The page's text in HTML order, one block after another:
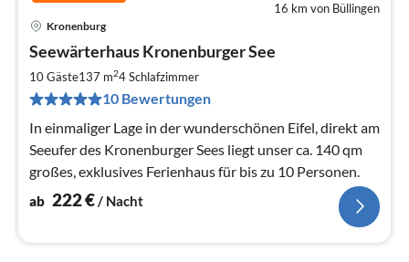
16 km von Büllingen
Kronenburg
Seewärterhaus Kronenburger See
10 Gäste137 m24Schlafzimmer
10 Bewertungen
In einmaliger Lage in der wunderschönen Eifel, direkt am
Seeufer des Kronenburger Sees liegt unser ca. 140 qm
großes, exklusives Ferienhaus für bis zu 10 Personen.
ab 222€/ Nacht